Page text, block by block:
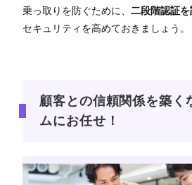
乗っ取りを防ぐために、 二段階認証を
セキュリティを高めておきましょう。
顧客との信頼関係を築く
ムにお任せ！